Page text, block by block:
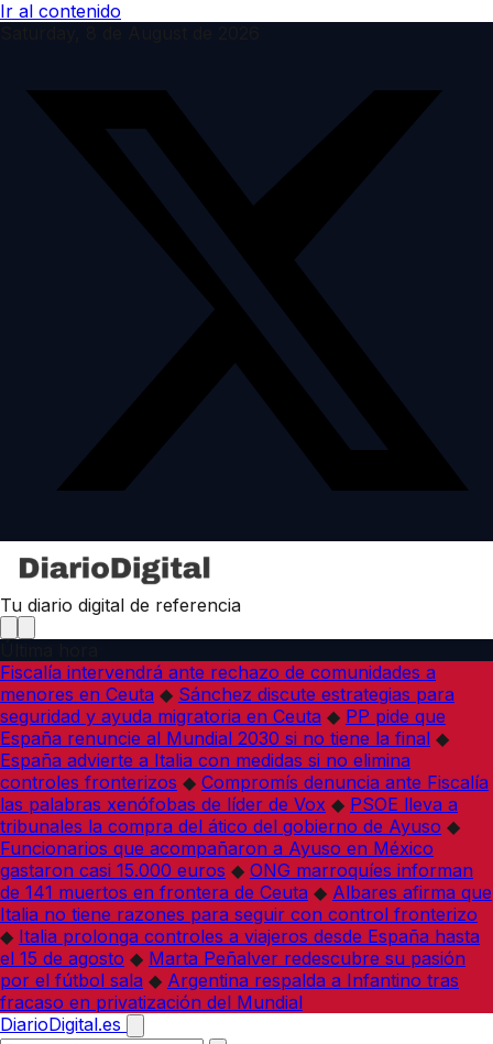
Ir al contenido
Tu diario digital de referencia
Fiscalía intervendrá ante rechazo de comunidades a
menores en Ceuta ◆ Sánchez discute estrategias para
seguridad y ayuda migratoria en Ceuta ◆ PP pide que
España renuncie al Mundial 2030 si no tiene la final ◆
España advierte a Italia con medidas si no elimina
controles fronterizos ◆ Compromís denuncia ante Fiscalía
las palabras xenófobas de líder de Vox ◆ PSOE lleva a
tribunales la compra del ático del gobierno de Ayuso ◆
Funcionarios que acompañaron a Ayuso en México
gastaron casi 15.000 euros ◆ ONG marroquíes informan
de 141 muertos en frontera de Ceuta ◆ Albares afirma que
Italia no tiene razones para seguir con control fronterizo
◆ Italia prolonga controles a viajeros desde España hasta
el 15 de agosto ◆ Marta Peñalver redescubre su pasión
por el fútbol sala ◆ Argentina respalda a Infantino tras
fracaso en privatización del Mundial
DiarioDigital.es